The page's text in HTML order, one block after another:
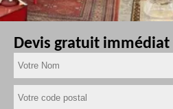
Devis gratuit immédiat